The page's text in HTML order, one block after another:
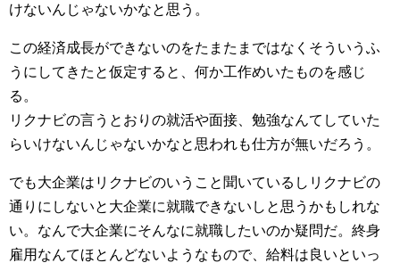
けないんじゃないかなと思う。
この経済成長ができないのをたまたまではなくそういうふ
うにしてきたと仮定すると、何か工作めいたものを感じ
る。
リクナビの言うとおりの就活や面接、勉強なんてしていた
らいけないんじゃないかなと思われも仕方が無いだろう。
でも大企業はリクナビのいうこと聞いているしリクナビの
通りにしないと大企業に就職できないしと思うかもしれな
い。なんで大企業にそんなに就職したいのか疑問だ。終身
雇用なんてほとんどないようなもので、給料は良いといっ